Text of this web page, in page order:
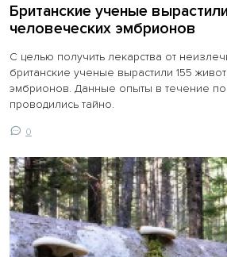
Британские ученые
человеческих эмбрионов
С целью получить лекарства от
британские ученые вырастили 155
эмбрионов. Данные опыты в течение
проводились тайно.
0